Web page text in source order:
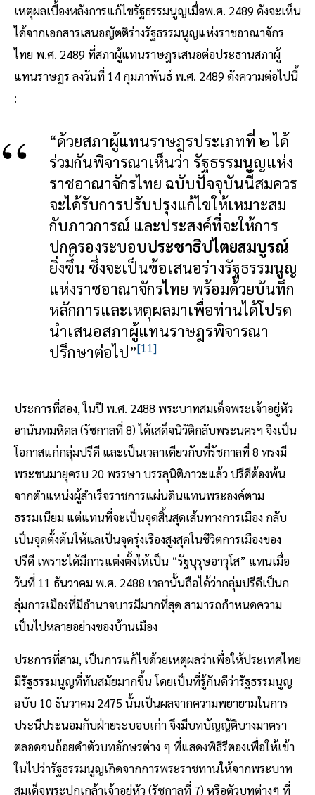
เหตุผลเบื้องหลังการแก้ไขรัฐธรรมนูญเมื่อพ.ศ. 2489 ดังจะเห็น
ได้จากเอกสารเสนอญัตติร่างรัฐธรรมนูญแห่งราชอาณาจักร
ไทย พ.ศ. 2489 ที่สภาผู้แทนราษฎรเสนอต่อประธานสภาผู้
แทนราษฎร ลงวันที่ 14 กุมภาพันธ์ พ.ศ. 2489 ดังความต่อไปนี้
:
“ด้วยสภาผู้แทนราษฎรประเภทที่ ๒ ได้
ร่วมกันพิจารณาเห็นว่า รัฐธรรมนูญแห่ง
ราชอาณาจักรไทย ฉบับปัจจุบันนี้สมควร
จะได้รับการปรับปรุงแก้ไขให้เหมาะสม
กับภาวการณ์ และประสงค์ที่จะให้การ
ปกครองระบอบประชาธิปไตยสมบูรณ์
ยิ่งขึ้น ซึ่งจะเป็นข้อเสนอร่างรัฐธรรมนูญ
แห่งราชอาณาจักรไทย พร้อมด้วยบันทึก
หลักการและเหตุผลมาเพื่อท่านได้โปรด
นำเสนอสภาผู้แทนราษฎรพิจารณา
ปรึกษาต่อไป”[11]
ประการที่สอง, ในปี พ.ศ. 2488 พระบาทสมเด็จพระเจ้าอยู่หัว
อานันทมหิดล (รัชกาลที่ 8) ได้เสด็จนิวัติกลับพระนครฯ จึงเป็น
โอกาสแก่กลุ่มปรีดี และเป็นเวลาเดียวกับที่รัชกาลที่ 8 ทรงมี
พระชนมายุครบ 20 พรรษา บรรลุนิติภาวะแล้ว ปรีดีต้องพ้น
จากตำแหน่งผู้สำเร็จราชการแผ่นดินแทนพระองค์ตาม
ธรรมเนียม แต่แทนที่จะเป็นจุดสิ้นสุดเส้นทางการเมือง กลับ
เป็นจุดตั้งต้นให้แลเป็นจุดรุ่งเรืองสูงสุดในชีวิตการเมืองของ
ปรีดี เพราะได้มีการแต่งตั้งให้เป็น “รัฐบุรุษอาวุโส” แทนเมื่อ
วันที่ 11 ธันวาคม พ.ศ. 2488 เวลานั้นถือได้ว่ากลุ่มปรีดีเป็นก
ลุ่มการเมืองที่มีอำนาจบารมีมากที่สุด สามารถกำหนดความ
เป็นไปหลายอย่างของบ้านเมือง
ประการที่สาม, เป็นการแก้ไขด้วยเหตุผลว่าเพื่อให้ประเทศไทย
มีรัฐธรรมนูญที่ทันสมัยมากขึ้น โดยเป็นที่รู้กันดีว่ารัฐธรรมนูญ
ฉบับ 10 ธันวาคม 2475 นั้นเป็นผลจากความพยายามในการ
ประนีประนอมกับฝ่ายระบอบเก่า จึงมีบทบัญญัติบางมาตรา
ตลอดจนถ้อยคำตัวบทอักษรต่าง ๆ ที่แสดงพิธีรีตองเพื่อให้เข้า
ในไปว่ารัฐธรรมนูญเกิดจากการพระราชทานให้จากพระบาท
สมเด็จพระปกเกล้าเจ้าอยู่หัว (รัชกาลที่ 7) หรือตัวบทต่างๆ ที่